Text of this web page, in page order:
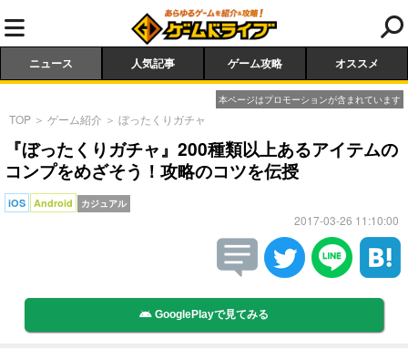
ニュース 人気記事 ゲーム攻略 オススメ
本ページはプロモーションが含まれています
TOP ＞ ゲーム紹介 ＞ ぼったくりガチャ
『ぼったくりガチャ』200種類以上あるアイテムの
コンプをめざそう！攻略のコツを伝授
iOS Android カジュアル
2017-03-26 11:10:00
GooglePlayで見てみる